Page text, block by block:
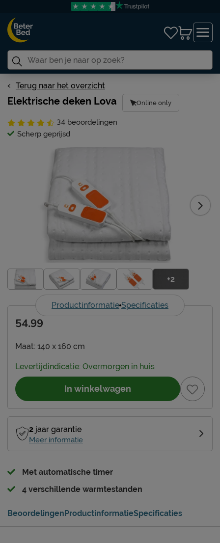
Terug naar het overzicht
Elektrische deken Lova Online only
34 beoordelingen
Scherp geprijsd
+2
Productinformatie Specificaties
Maat: 140 x 160 cm
54.99
Levertijdindicatie: Overmorgen in huis
In winkelwagen
2 jaar garantie
Meer informatie
Met automatische timer
4 verschillende warmtestanden
BeoordelingenProductinformatieSpecificaties